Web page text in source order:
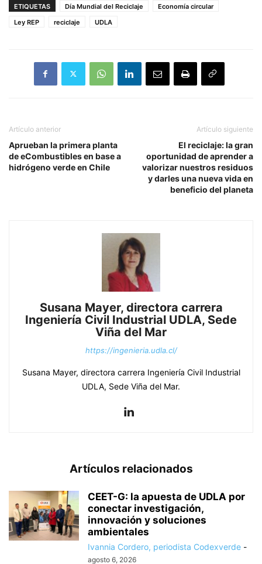
ETIQUETAS Día Mundial del Reciclaje
Economía circular
Ley REP
reciclaje UDLA
Artículo anterior
Aprueban la primera planta
de eCombustibles en base a
hidrógeno verde en Chile
Artículo siguiente
El reciclaje: la gran
oportunidad de aprender a
valorizar nuestros residuos
y darles una nueva vida en
beneficio del planeta
Susana Mayer, directora carrera
Ingeniería Civil Industrial UDLA, Sede
Viña del Mar
https://ingenieria.udla.cl/
Susana Mayer, directora carrera Ingeniería Civil Industrial
UDLA, Sede Viña del Mar.
Artículos relacionados
CEET-G: la apuesta de UDLA por
conectar investigación,
innovación y soluciones
ambientales
Ivannia Cordero, periodista Codexverde -
agosto 6, 2026